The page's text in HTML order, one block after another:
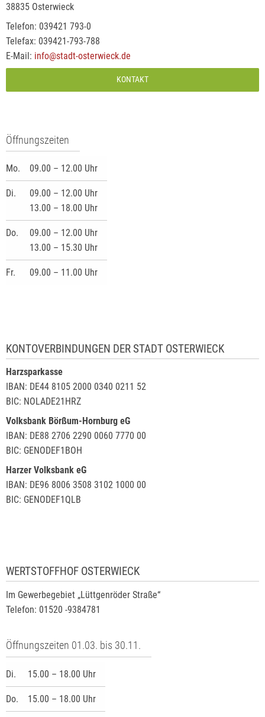
38835 Osterwieck
Telefon: 039421 793-0
Telefax: 039421-793-788
E-Mail: info@stadt-osterwieck.de
KONTAKT
Öffnungszeiten
Mo. 09.00 – 12.00 Uhr
Di.
09.00 – 12.00 Uhr
13.00 – 18.00 Uhr
Do.
09.00 – 12.00 Uhr
13.00 – 15.30 Uhr
Fr. 09.00 – 11.00 Uhr
KONTOVERBINDUNGEN DER STADT OSTERWIECK
Harzsparkasse
IBAN: DE44 8105 2000 0340 0211 52
BIC: NOLADE21HRZ
Volksbank Börßum-Hornburg eG
IBAN: DE88 2706 2290 0060 7770 00
BIC: GENODEF1BOH
Harzer Volksbank eG
IBAN: DE96 8006 3508 3102 1000 00
BIC: GENODEF1QLB
WERTSTOFFHOF OSTERWIECK
Im Gewerbegebiet „Lüttgenröder Straße“
Telefon: 01520 -9384781
Öffnungszeiten 01.03. bis 30.11.
Di. 15.00 – 18.00 Uhr
Do. 15.00 – 18.00 Uhr